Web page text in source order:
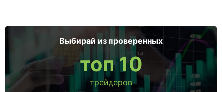
Выбирай из проверенных
топ 10
трейдеров